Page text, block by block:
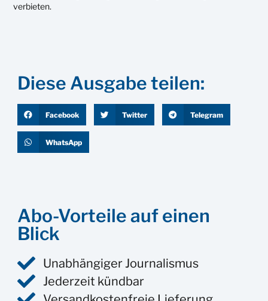
verbieten.
Diese Ausgabe teilen:
Facebook Twitter Telegram
WhatsApp
Abo-Vorteile auf einen
Blick
Unabhängiger Journalismus
Jederzeit kündbar